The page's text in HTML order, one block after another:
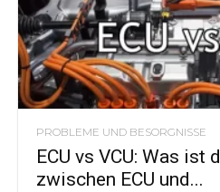
PROBLEME UND BESORGNISSE
ECU vs VCU: Was ist
zwischen ECU und...